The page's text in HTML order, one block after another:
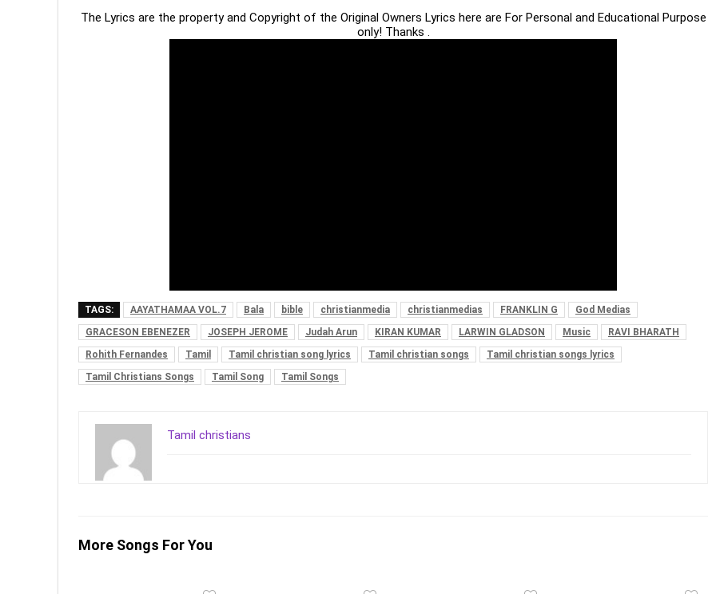
The Lyrics are the property and Copyright of the Original Owners Lyrics here are For Personal and Educational Purpose
only! Thanks .
TAGS: AAYATHAMAA VOL.7 Bala bible christianmedia christianmedias FRANKLIN G
God Medias
GRACESON EBENEZER
JOSEPH JEROME Judah Arun KIRAN KUMAR LARWIN GLADSON Music
RAVI BHARATH
Rohith Fernandes
Tamil Tamil christian song lyrics Tamil christian songs
Tamil christian songs lyrics
Tamil Christians Songs
Tamil Song Tamil Songs
Tamil christians
More Songs For You